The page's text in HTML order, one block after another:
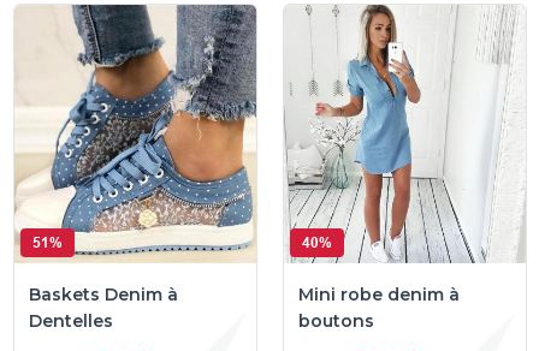
51%
Baskets Denim à
Dentelles
40%
Mini robe denim à
boutons